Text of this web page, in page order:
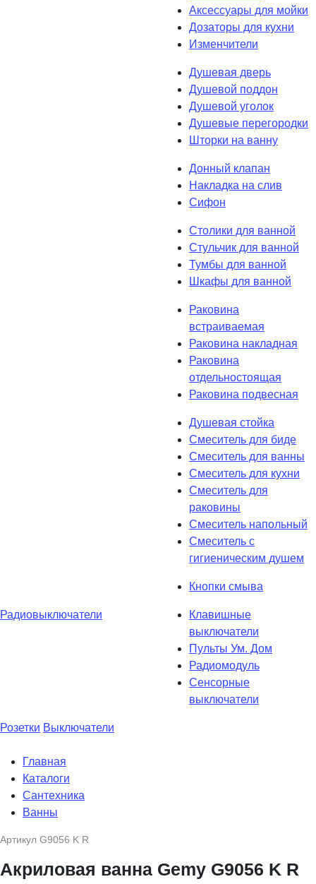
Аксессуары для мойки
Дозаторы для кухни
Изменчители
Душевая дверь
Душевой поддон
Душевой уголок
Душевые перегородки
Шторки на ванну
Донный клапан
Накладка на слив
Сифон
Столики для ванной
Стульчик для ванной
Тумбы для ванной
Шкафы для ванной
Раковина
встраиваемая
Раковина накладная
Раковина
отдельностоящая
Раковина подвесная
Душевая стойка
Смеситель для биде
Смеситель для ванны
Смеситель для кухни
Смеситель для
раковины
Смеситель напольный
Смеситель с
гигиеническим душем
Кнопки смыва
Радиовыключатели
Клавишные
выключатели
Пульты Ум. Дом
Радиомодуль
Сенсорные
выключатели
Розетки Выключатели
Главная
Каталоги
Сантехника
Ванны
Артикул G9056 K R
Акриловая ванна Gemy G9056 K R